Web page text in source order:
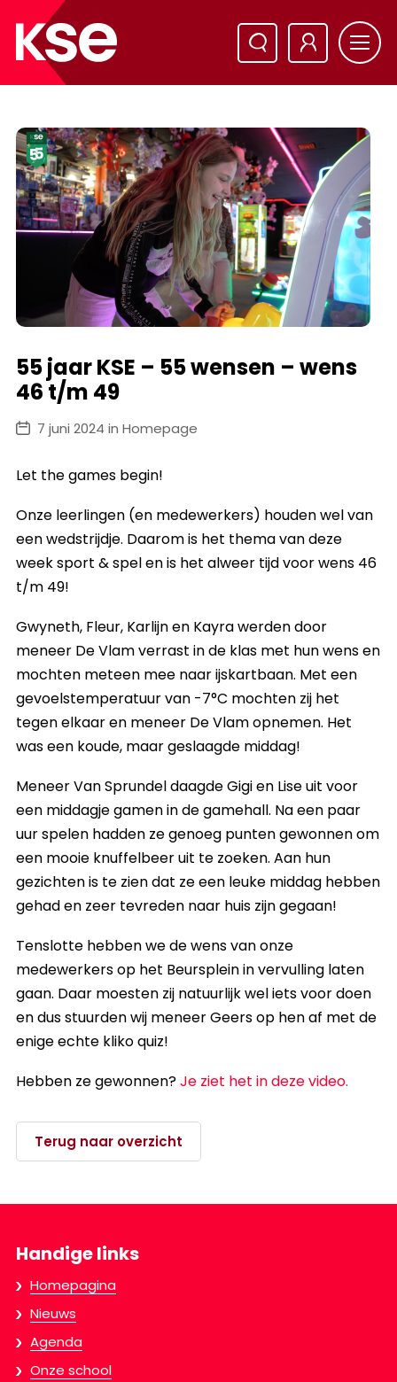
55 jaar KSE – 55 wensen – wens
46 t/m 49
7 juni 2024 in Homepage
Let the games begin!
Onze leerlingen (en medewerkers) houden wel van
een wedstrijdje. Daarom is het thema van deze
week sport & spel en is het alweer tijd voor wens 46
t/m 49!
Gwyneth, Fleur, Karlijn en Kayra werden door
meneer De Vlam verrast in de klas met hun wens en
mochten meteen mee naar ijskartbaan. Met een
gevoelstemperatuur van -7°C mochten zij het
tegen elkaar en meneer De Vlam opnemen. Het
was een koude, maar geslaagde middag!
Meneer Van Sprundel daagde Gigi en Lise uit voor
een middagje gamen in de gamehall. Na een paar
uur spelen hadden ze genoeg punten gewonnen om
een mooie knuffelbeer uit te zoeken. Aan hun
gezichten is te zien dat ze een leuke middag hebben
gehad en zeer tevreden naar huis zijn gegaan!
Tenslotte hebben we de wens van onze
medewerkers op het Beursplein in vervulling laten
gaan. Daar moesten zij natuurlijk wel iets voor doen
en dus stuurden wij meneer Geers op hen af met de
enige echte kliko quiz!
Hebben ze gewonnen?Je ziet het in deze video.
Terug naar overzicht
Handige links
Homepagina
Nieuws
Agenda
Onze school